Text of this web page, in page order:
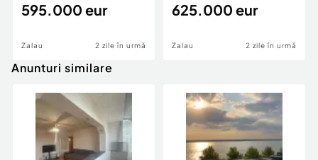
rezidental, str. Raz
595.000 eur
Zalau 2 zile în urmă
exclusivista, Meses/
625.000 eur
Zalau 2 zile în urmă
Anunturi similare